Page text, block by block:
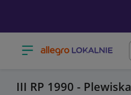
Otwórz menu z kategoriami
III RP 1990 - Plewiska